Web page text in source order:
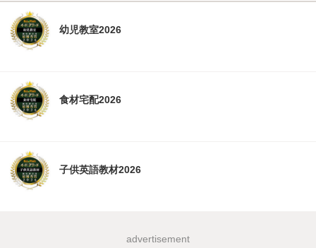
幼児教室2026
食材宅配2026
子供英語教材2026
advertisement